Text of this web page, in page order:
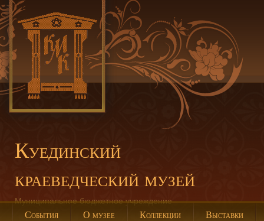
Куединский
краеведческий музей
Муниципальное бюджетное учреждение
События О музее Коллекции Выставки